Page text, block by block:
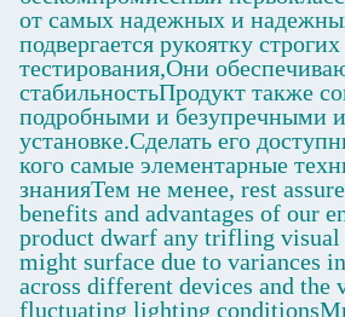
от самых надежных и
подвергается рукоятку
тестирования,Они
стабильностьПродукт также
подробными и безупречными
установке.Сделать его
кого самые элементарные
знанияТем не менее, rest
benefits and advantages of our
product dwarf any trifling visual
might surface due to variances
across different devices and the
fluctuating lighting